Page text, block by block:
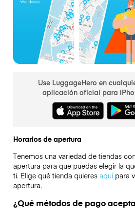
Use LuggageHero en
aplicación oficial para
Horarios de apertura
Tenemos una variedad de tiendas
apertura para que puedas elegir la
ti. Elige qué tienda quieres aquípara
apertura.
¿Qué métodos de pago